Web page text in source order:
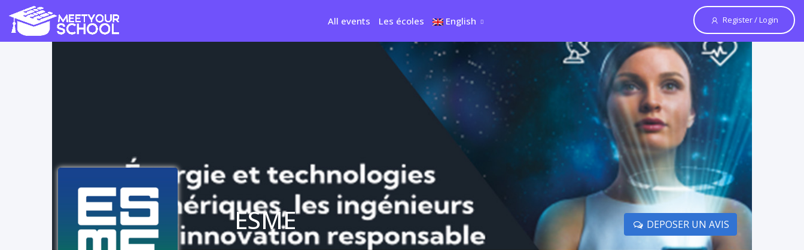
All events Les écoles English Register / Login
DEPOSER UN AVIS
ESME